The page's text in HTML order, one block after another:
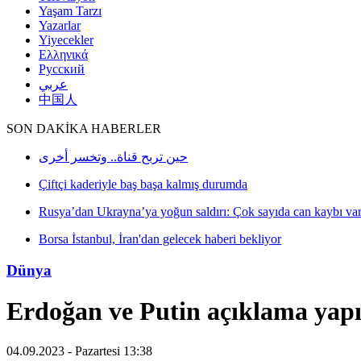
Yaşam Tarzı
Yazarlar
Yiyecekler
Ελληνικά
Русский
عربي
中国人
SON DAKİKA HABERLER
Dünya
Erdoğan ve Putin açıklama
04.09.2023 - Pazartesi 13:38